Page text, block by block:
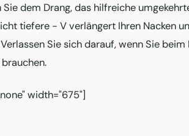
dem Drang, das hilfreiche
tiefere - V verlängert Ihren Nacken
Sie sich darauf, wenn Sie
width="675"]